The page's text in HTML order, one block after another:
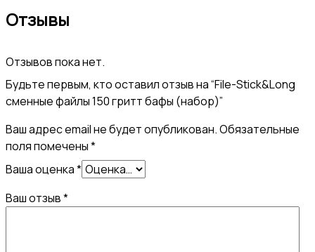
гритт
(набор)
Отзывы
Отзывов пока нет.
Будьте первым, кто оставил отзыв на “File-Stick&Long
сменные файлы 150 гритт бафы (набор)”
Ваш адрес email не будет опубликован.Обязательные
поля помечены*
Ваша оценка*
Ваш отзыв*